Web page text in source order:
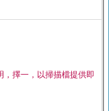
，擇一，以掃描檔提供即